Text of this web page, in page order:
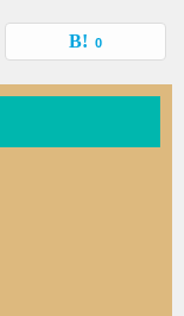
0